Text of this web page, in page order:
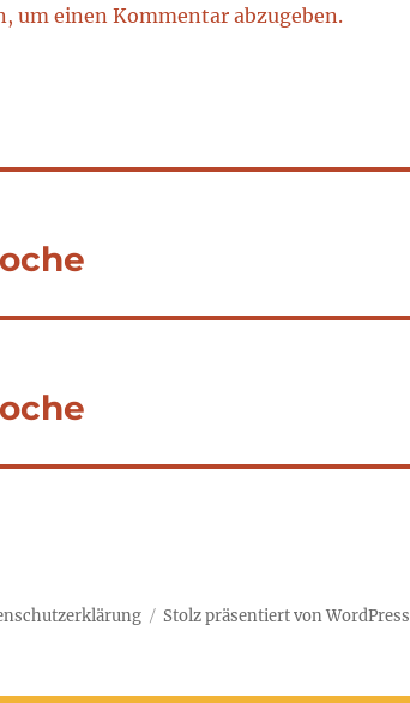
um einen Kommentar abzugeben.
Stolz präsentiert von WordPress